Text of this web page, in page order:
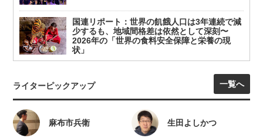
国連リポート：世界の飢餓人口は3年連続で減
少するも、地域間格差は依然として深刻〜
2026年の「世界の食料安全保障と栄養の現
状」
ライターピックアップ 一覧へ
麻布市兵衛 生田よしかつ